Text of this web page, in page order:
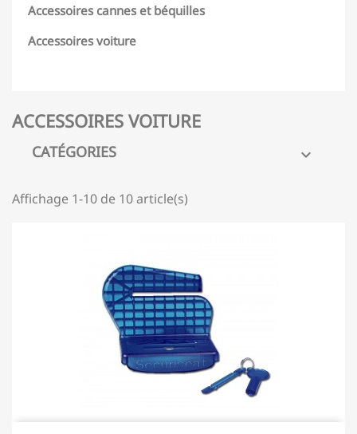
Accessoires cannes et béquilles
Accessoires voiture
ACCESSOIRES VOITURE
CATÉGORIES 
Affichage 1-10 de 10 article(s)